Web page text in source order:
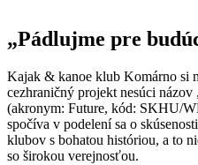
„Pádlujme pre
Kajak & kanoe klub Komárno si
cezhraničný projekt nesúci
(akronym: Future, kód: SKHU/
spočíva v podelení sa o
klubov s bohatou históriou, a to
so širokou verejnosťou.